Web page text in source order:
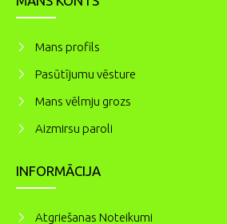
Mans profils
Pasūtījumu vēsture
Mans vēlmju grozs
Aizmirsu paroli
INFORMĀCIJA
Atgriešanas Noteikumi